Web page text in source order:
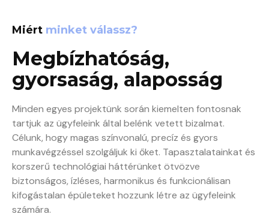
Miért minket válassz?
Megbízhatóság,
gyorsaság, alaposság
Minden egyes projektünk során kiemelten fontosnak
tartjuk az ügyfeleink által belénk vetett bizalmat.
Célunk, hogy magas színvonalú, precíz és gyors
munkavégzéssel szolgáljuk ki őket. Tapasztalatainkat és
korszerű technológiai háttérünket ötvözve
biztonságos, ízléses, harmonikus és funkcionálisan
kifogástalan épületeket hozzunk létre az ügyfeleink
számára.